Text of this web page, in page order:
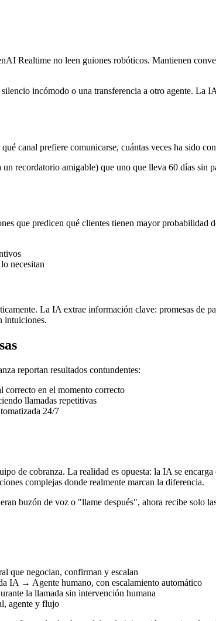
Realtime no leen guiones robóticos. Mantienen
incómodo o una transferencia a otro agente. La
canal prefiere comunicarse, cuántas veces ha sido
recordatorio amigable) que uno que lleva 60 días sin
que predicen qué clientes tienen mayor probabilidad
necesitan
La IA extrae información clave: promesas de
intuiciones.
reportan resultados contundentes:
en el momento correcto
llamadas repetitivas
24/7
de cobranza. La realidad es opuesta: la IA se
complejas donde realmente marcan la diferencia.
buzón de voz o "llame después", ahora recibe solo
que negocian, confirman y escalan
→ Agente humano, con escalamiento automático
la llamada sin intervención humana
agente y flujo